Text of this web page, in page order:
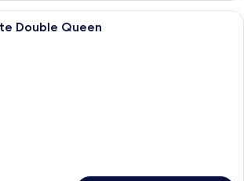
Une chambre d’hôtel avec deux
Double Queen